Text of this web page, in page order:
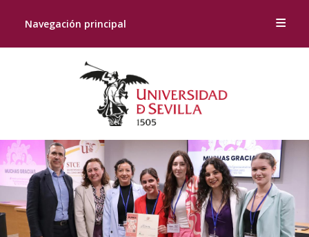
Navegación principal